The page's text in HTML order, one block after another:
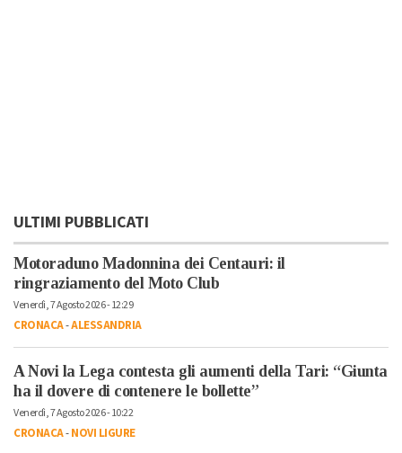
ULTIMI PUBBLICATI
Motoraduno Madonnina dei Centauri: il
ringraziamento del Moto Club
Venerdì, 7 Agosto 2026 - 12:29
CRONACA-ALESSANDRIA
A Novi la Lega contesta gli aumenti della Tari: “Giunta
ha il dovere di contenere le bollette”
Venerdì, 7 Agosto 2026 - 10:22
CRONACA-NOVI LIGURE